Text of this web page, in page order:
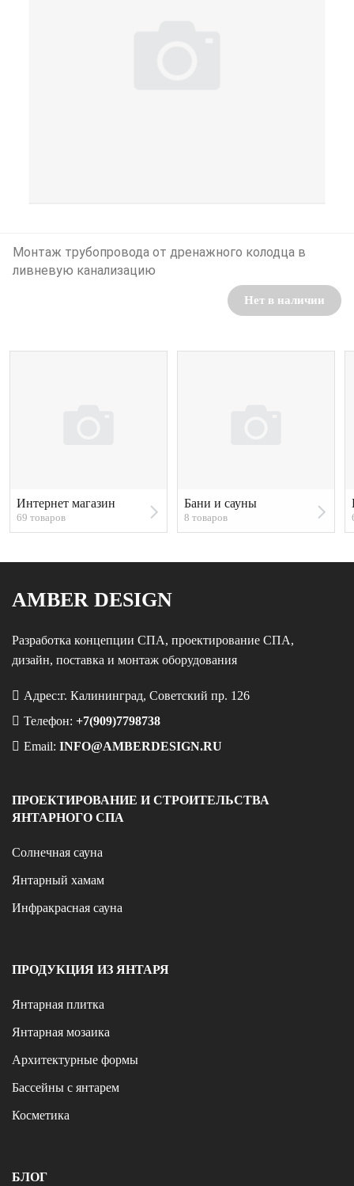
Монтаж трубопровода от дренажного колодца в
ливневую канализацию
Нет в наличии
Интернет магазин
69 товаров
Бани и сауны
8 товаров
AMBER DESIGN
Разработка концепции СПА, проектирование СПА,
дизайн, поставка и монтаж оборудования
Адрес:г. Калининград, Советский пр. 126
Телефон: +7(909)7798738
Email: INFO@AMBERDESIGN.RU
ПРОЕКТИРОВАНИЕ И СТРОИТЕЛЬСТВА
ЯНТАРНОГО СПА
Солнечная сауна
Янтарный хамам
Инфракрасная сауна
ПРОДУКЦИЯ ИЗ ЯНТАРЯ
Янтарная плитка
Янтарная мозаика
Архитектурные формы
Бассейны с янтарем
Косметика
БЛОГ